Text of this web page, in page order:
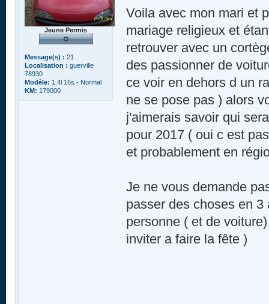
Jeune Permis
Message(s) : 21
Localisation : guerville
78930
Modèle: 1.4l 16s - Normal
KM: 179000
Voila avec mon mari et
mariage religieux et
retrouver avec un
des passionner de
ce voir en dehors d un
ne se pose pas ) alors
j'aimerais savoir qui
pour 2017 ( oui c est
et probablement en
Je ne vous demande
passer des choses en
personne ( et de
inviter a faire la fête )